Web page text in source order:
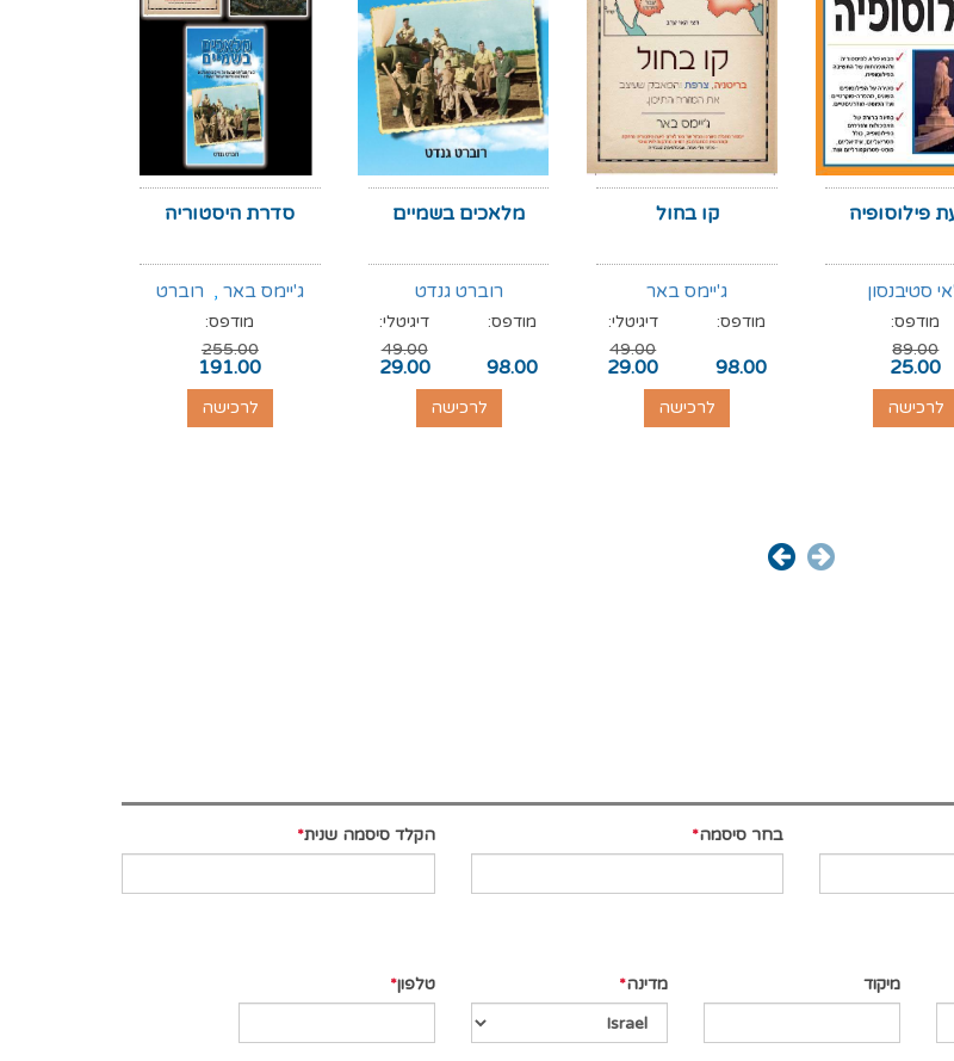
פילוסופיה
סטיבנסון
מודפס:
89.00
25.00
לרכישה
קו בחול
ג'יימס באר
מודפס:
98.00
דיגיטלי:
49.00
29.00
לרכישה
מלאכים בשמיים
רוברט גנדט
מודפס:
98.00
דיגיטלי:
49.00
29.00
לרכישה
סדרת היסטוריה
ג'יימס באר , רוברט
,רוג'ר קראולי
מודפס:
255.00
191.00
לרכישה
בחר סיסמה הקלד סיסמה שנית
מיקוד מדינה טלפון